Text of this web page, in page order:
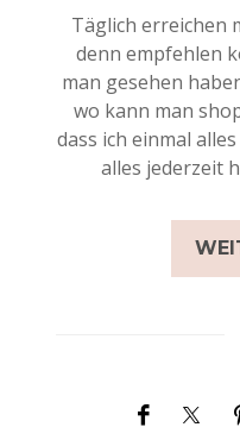
Täglich erreichen
denn empfehlen
man gesehen
wo kann man
dass ich einmal
alles jederzeit